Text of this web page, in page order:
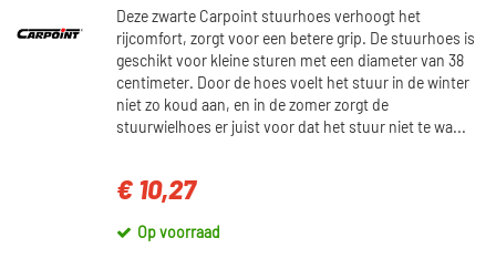
Deze zwarte Carpoint stuurhoes verhoogt het
rijcomfort, zorgt voor een betere grip. De stuurhoes is
geschikt voor kleine sturen met een diameter van 38
centimeter. Door de hoes voelt het stuur in de winter
niet zo koud aan, en in de zomer zorgt de
stuurwielhoes er juist voor dat het stuur niet te wa...
€ 10,27
Op voorraad